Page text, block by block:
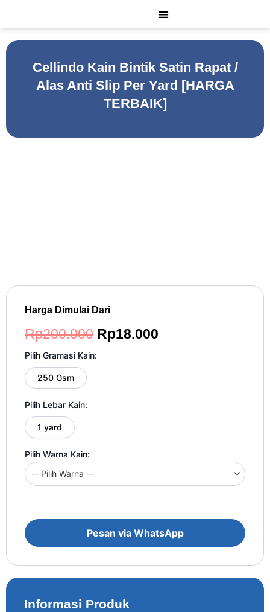
Cellindo Kain Bintik Satin Rapat /
Alas Anti Slip Per Yard [HARGA
TERBAIK]
Harga Dimulai Dari
Rp200.000 Harga
Rp18.000
Pilih Gramasi Kain:
250 Gsm
Pilih Lebar Kain:
1 yard
Pilih Warna Kain:
Pesan via WhatsApp
Informasi Produk